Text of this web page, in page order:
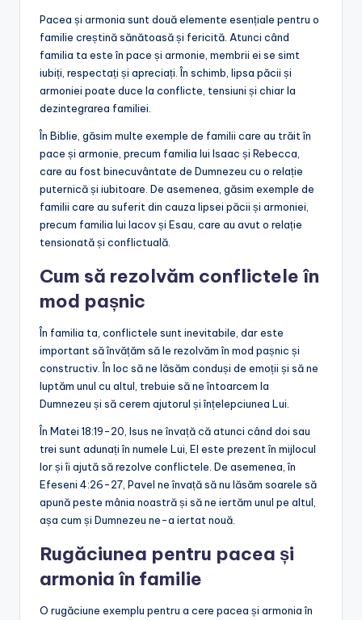
Pacea și armonia sunt două elemente esențiale pentru o
familie creștină sănătoasă și fericită. Atunci când
familia ta este în pace și armonie, membrii ei se simt
iubiți, respectați și apreciați. În schimb, lipsa păcii și
armoniei poate duce la conflicte, tensiuni și chiar la
dezintegrarea familiei.
În Biblie, găsim multe exemple de familii care au trăit în
pace și armonie, precum familia lui Isaac și Rebecca,
care au fost binecuvântate de Dumnezeu cu o relație
puternică și iubitoare. De asemenea, găsim exemple de
familii care au suferit din cauza lipsei păcii și armoniei,
precum familia lui Iacov și Esau, care au avut o relație
tensionată și conflictuală.
Cum să rezolvăm conflictele în
mod pașnic
În familia ta, conflictele sunt inevitabile, dar este
important să învățăm să le rezolvăm în mod pașnic și
constructiv. În loc să ne lăsăm conduși de emoții și să ne
luptăm unul cu altul, trebuie să ne întoarcem la
Dumnezeu și să cerem ajutorul și înțelepciunea Lui.
În Matei 18:19-20, Isus ne învață că atunci când doi sau
trei sunt adunați în numele Lui, El este prezent în mijlocul
lor și îi ajută să rezolve conflictele. De asemenea, în
Efeseni 4:26-27, Pavel ne învață să nu lăsăm soarele să
apună peste mânia noastră și să ne iertăm unul pe altul,
așa cum și Dumnezeu ne-a iertat nouă.
Rugăciunea pentru pacea și
armonia în familie
O rugăciune exemplu pentru a cere pacea și armonia în